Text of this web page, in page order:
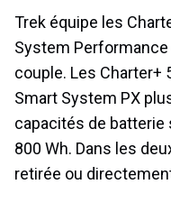
Trek équipe les
System
couple. Les Charter+
Smart System PX
capacités de batterie
800 Wh. Dans les
retirée ou